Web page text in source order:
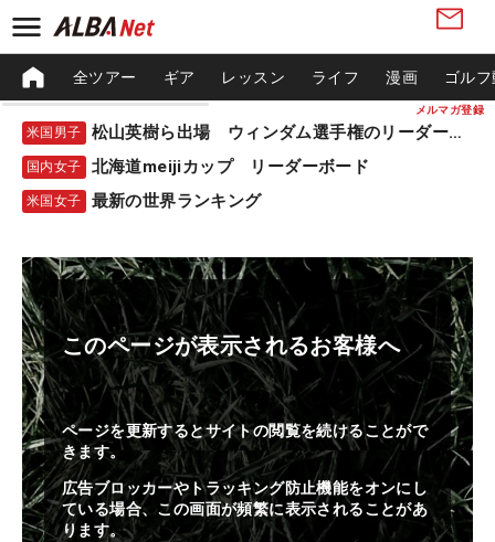
メルマガ登録
全ツアー ギア レッスン ライフ 漫画 ゴル
米国男子 松山英樹ら出場 ウィンダム選手権のリーダーボード
国内女子 北海道meijiカップ リーダーボード
米国女子 最新の世界ランキング
このページが表示されるお客様へ
ページを更新するとサイトの閲覧を続けることがで
きます。
広告ブロッカーやトラッキング防止機能をオンにし
ている場合、この画面が頻繁に表示されることがあ
ります。